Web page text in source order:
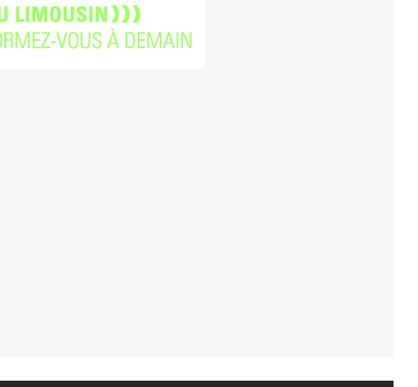
FORMATION ACCOMPAGNEMENT
ÉDUCATIF PETITE ENFANCE (AEPE)